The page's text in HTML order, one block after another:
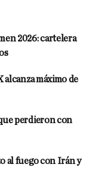
2026: cartelera
alcanza máximo de
perdieron con
al fuego con Irán y